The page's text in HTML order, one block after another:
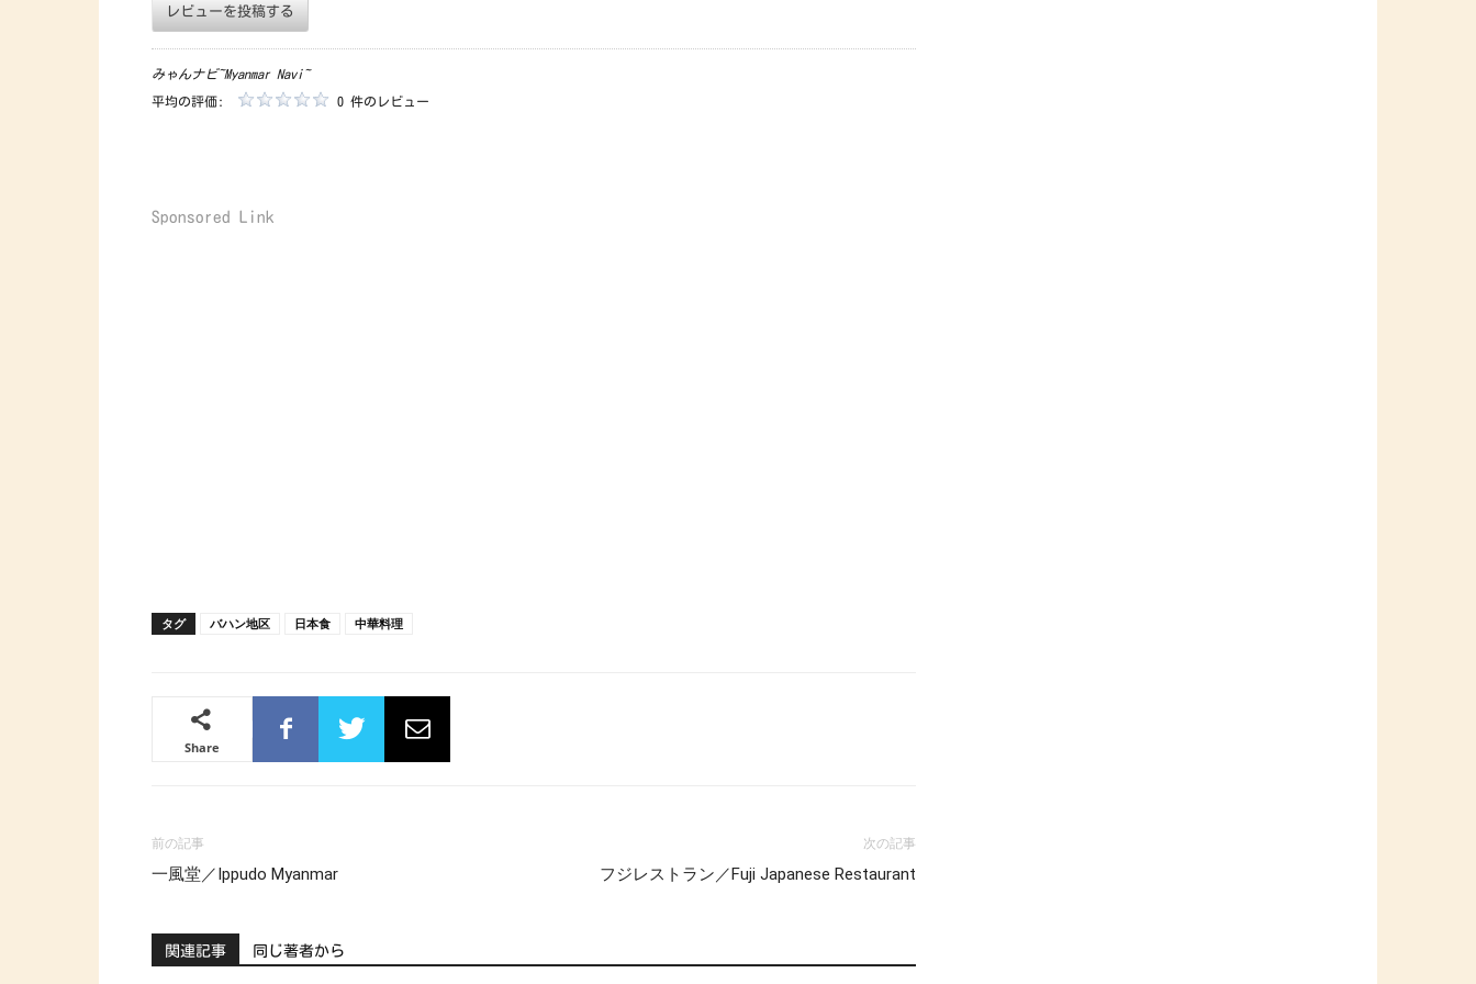
レビューを投稿する
みゃんナビ~Myanmar Navi~
平均の評価: 0 件のレビュー
Sponsored Link
タグ バハン地区 日本食 中華料理
Share
前の記事
一風堂／Ippudo Myanmar
次の記事
フジレストラン／Fuji Japanese Restaurant
関連記事 同じ著者から